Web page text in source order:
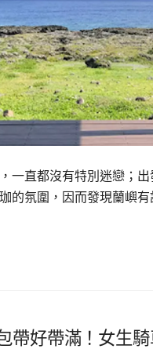
一直都沒有特別迷戀；
的氛圍，因而發現蘭嶼
帶好帶滿！女生